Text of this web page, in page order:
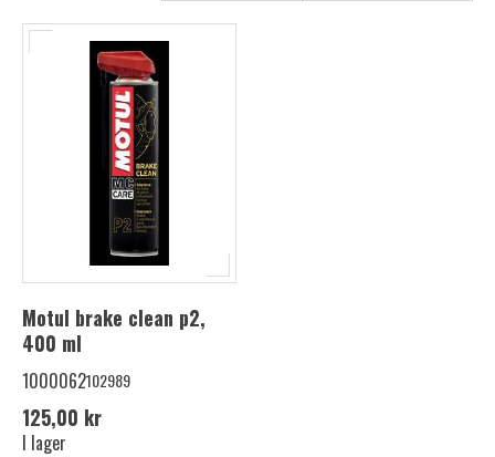
Motul brake clean p2,
400 ml
1000062102989
125,00 kr
I lager